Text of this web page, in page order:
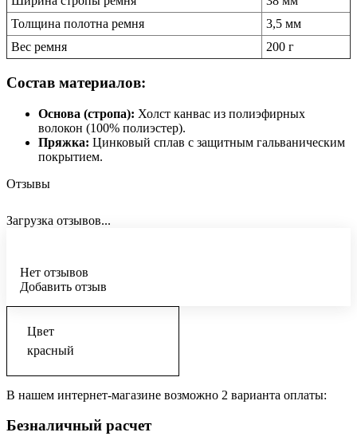
Толщина полотна ремня
3,5 мм
Вес ремня
200 г
Состав материалов:
Основа (стропа): Холст канвас из полиэфирных
волокон (100% полиэстер).
Пряжка: Цинковый сплав с защитным гальваническим
покрытием.
Отзывы
Загрузка отзывов...
Нет отзывов
Добавить отзыв
Цвет
красный
В нашем интернет-магазине возможно 2 варианта оплаты:
Безналичный расчет